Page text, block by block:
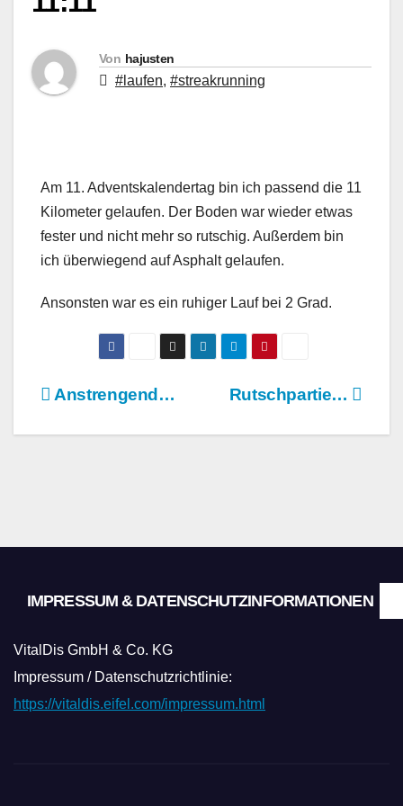
Von hajusten
#laufen, #streakrunning
Am 11. Adventskalendertag bin ich passend die 11
Kilometer gelaufen. Der Boden war wieder etwas
fester und nicht mehr so rutschig. Außerdem bin
ich überwiegend auf Asphalt gelaufen.
Ansonsten war es ein ruhiger Lauf bei 2 Grad.
BeitragsnavigationRutschpartie…
Anstrengend…
IMPRESSUM & DATENSCHUTZINFORMATIONEN
VitalDis GmbH & Co. KG
Impressum / Datenschutzrichtlinie:
https://vitaldis.eifel.com/impressum.html